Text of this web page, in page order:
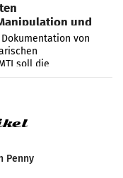
und
von
soll die
Manipulation und
Penny